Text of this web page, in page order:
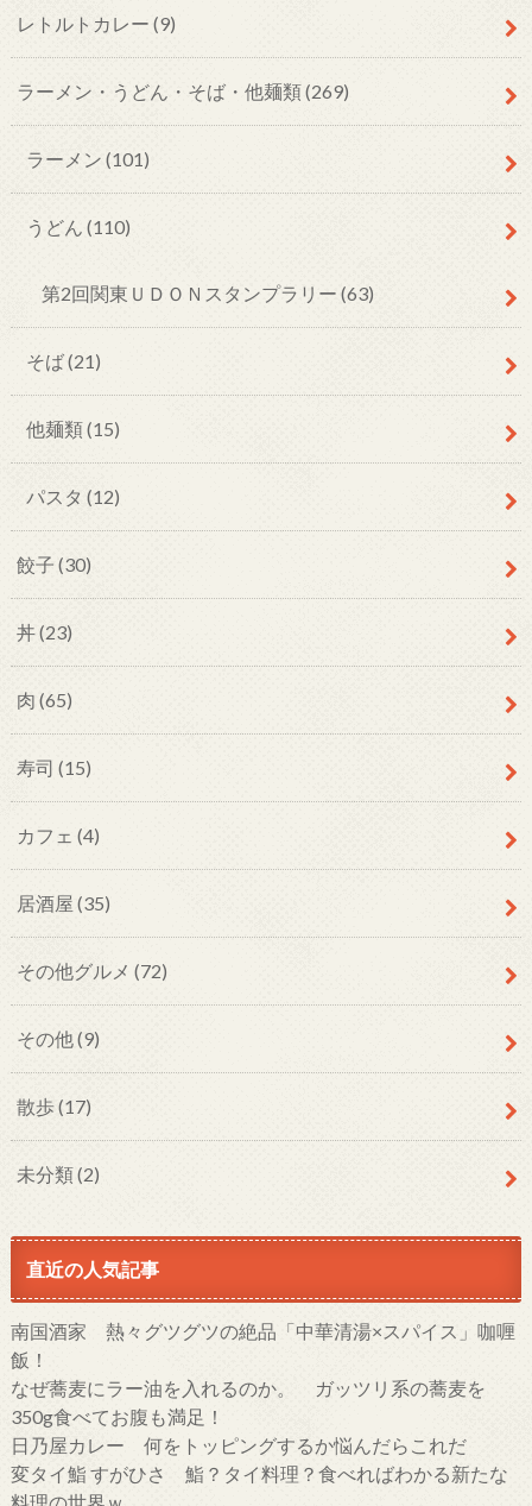
レトルトカレー (9)
ラーメン・うどん・そば・他麺類(269)
ラーメン (101)
うどん (110)
第2回関東ＵＤＯＮスタンプラリー (63)
そば(21)
他麺類(15)
パスタ (12)
餃子 (30)
丼(23)
肉 (65)
寿司 (15)
カフェ (4)
居酒屋 (35)
その他グルメ (72)
その他(9)
散歩(17)
未分類(2)
直近の人気記事
南国酒家 熱々グツグツの絶品「中華清湯×スパイス」咖喱
飯！
なぜ蕎麦にラー油を入れるのか。 ガッツリ系の蕎麦を
350g食べてお腹も満足！
日乃屋カレー 何をトッピングするか悩んだらこれだ
変タイ鮨 すがひさ 鮨？タイ料理？食べればわかる新たな